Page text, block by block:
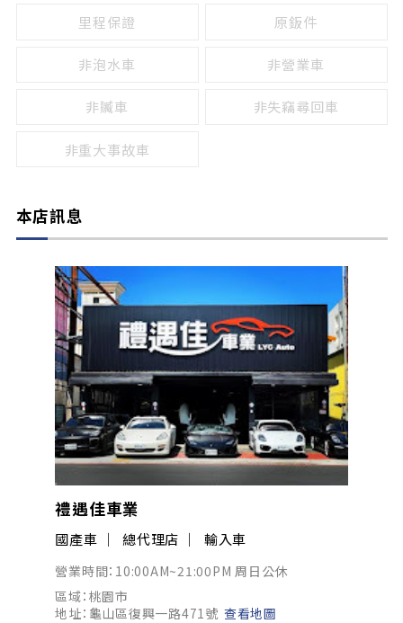
里程保證 原鈑件
非泡水車 非營業車
非贓車 非失竊尋回車
非重大事故車
本店訊息
禮遇佳車業
國產車 總代理店 輸入車
營業時間：10:00AM~21:00PM 周日公休
區域：桃園市
地址：龜山區復興一路471號 查看地圖